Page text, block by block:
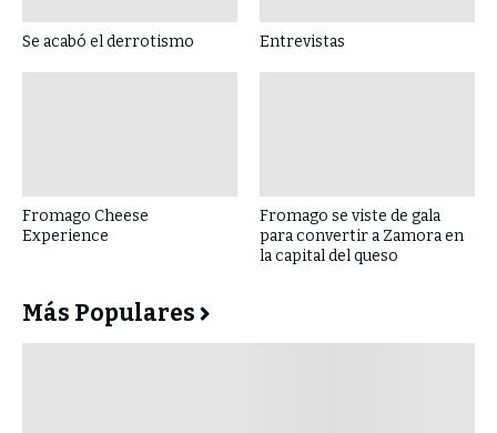
Se acabó el derrotismo Entrevistas
Fromago Cheese
Experience
Fromago se viste de gala
para convertir a Zamora en
la capital del queso
Más Populares